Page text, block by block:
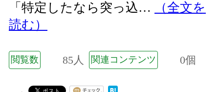
「特定したなら突っ込…
（全文を
読む）
閲覧数 85人 関連コンテンツ 0個